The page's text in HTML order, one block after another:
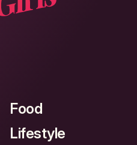
Food
Lifestyle